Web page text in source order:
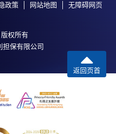
政策 网站地图 无障碍网页
权所有
担保有限公司
返回页首